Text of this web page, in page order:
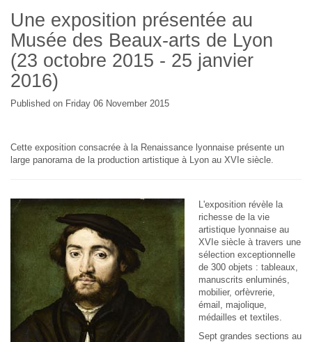
Une exposition présentée au
Musée des Beaux-arts de Lyon
(23 octobre 2015 - 25 janvier
2016)
Published on Friday 06 November 2015
Cette exposition consacrée à la Renaissance lyonnaise présente un
large panorama de la production artistique à Lyon au XVIe siècle.
L'exposition révèle la
richesse de la vie
artistique lyonnaise au
XVIe siècle à travers une
sélection exceptionnelle
de 300 objets : tableaux,
manuscrits enluminés,
mobilier, orfèvrerie,
émail, majolique,
médailles et textiles.
Sept grandes sections au